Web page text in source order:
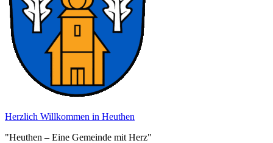
Herzlich Willkommen in Heuthen
"Heuthen – Eine Gemeinde mit Herz"